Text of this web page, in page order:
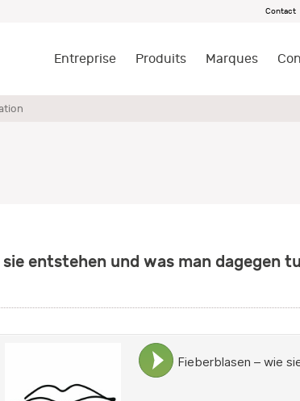
Contact
Entreprise Produits Marques
entstehen und was man dagegen